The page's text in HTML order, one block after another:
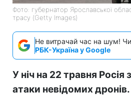
Фото: губернатор Ярославської
трасу (Getty Images)
Не витрачай час на шум!
РБК-Україна у Google
У ніч на 22 травня Росія
атаки невідомих дронів.